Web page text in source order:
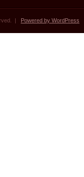
| Powered by WordPress